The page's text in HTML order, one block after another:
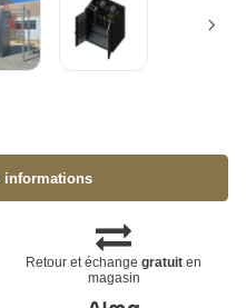
informations
Retour et échangegratuit en
magasin